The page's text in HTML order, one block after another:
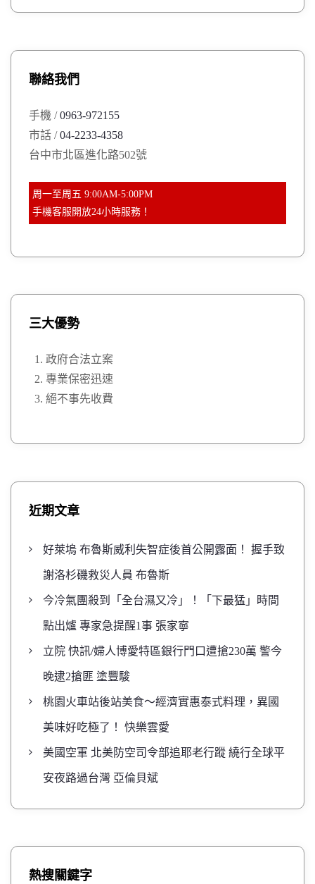
f
:
r
聯絡我們
手機 /0963-972155
市話 /04-2233-4358
台中市北區進化路502號
周一至周五 9:00AM-5:00PM
手機客服開放24小時服務！
三大優勢
政府合法立案
專業保密迅速
絕不事先收費
近期文章
好萊塢 布魯斯威利失智症後首公開露面！ 握手致
謝洛杉磯救災人員 布魯斯
今冷氣團殺到「全台濕又冷」！「下最猛」時間
點出爐 專家急提醒1事 張家寧
立院 快訊/婦人博愛特區銀行門口遭搶230萬 警今
晚逮2搶匪 塗豐駿
桃園火車站後站美食～經濟實惠泰式料理，異國
美味好吃極了！ 快樂雲愛
美國空軍 北美防空司令部追耶老行蹤 繞行全球平
安夜路過台灣 亞倫貝斌
熱搜關鍵字